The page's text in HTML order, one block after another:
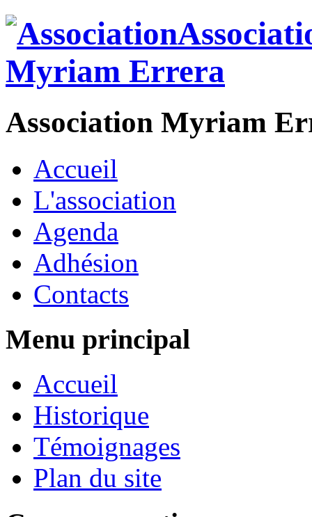
Association Myriam
Accueil
L'association
Agenda
Adhésion
Contacts
Menu principal
Accueil
Historique
Témoignages
Plan du site